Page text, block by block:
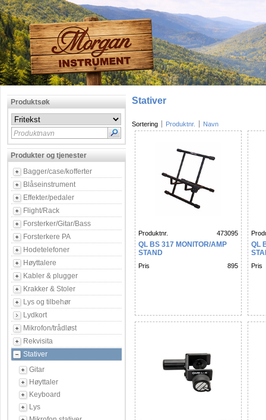
Produktsøk
Produktnavn
Produkter og tjenester
Bagger/case/kofferter
Blåseinstrument
Effekter/pedaler
Flight/Rack
Forsterker/Gitar/Bass
Forsterkere PA
Hodetelefoner
Høyttalere
Kabler & plugger
Krakker & Stoler
Lys og tilbehør
Lydkort
Mikrofon/trådløst
Rekvisita
Stativer
Gitar
Høyttaler
Keyboard
Lys
Stativer
Sortering Produktnr. Navn
Produktnr. 473095
QL BS 317 MONITOR/AMP
STAND
Pris 895
QL
Pris